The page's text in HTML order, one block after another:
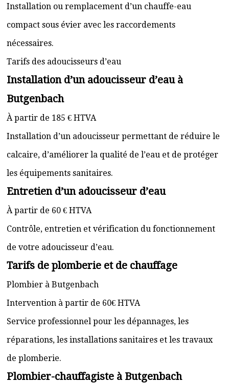
Installation ou remplacement d’un chauffe-eau
compact sous évier avec les raccordements
nécessaires.
Tarifs des adoucisseurs d’eau
Installation d’un adoucisseur d’eau à
Butgenbach
À partir de 185 € HTVA
Installation d’un adoucisseur permettant de réduire le
calcaire, d’améliorer la qualité de l’eau et de protéger
les équipements sanitaires.
Entretien d’un adoucisseur d’eau
À partir de 60 € HTVA
Contrôle, entretien et vérification du fonctionnement
de votre adoucisseur d’eau.
Tarifs de plomberie et de chauffage
Plombier à Butgenbach
Intervention à partir de 60€ HTVA
Service professionnel pour les dépannages, les
réparations, les installations sanitaires et les travaux
de plomberie.
Plombier-chauffagiste à Butgenbach